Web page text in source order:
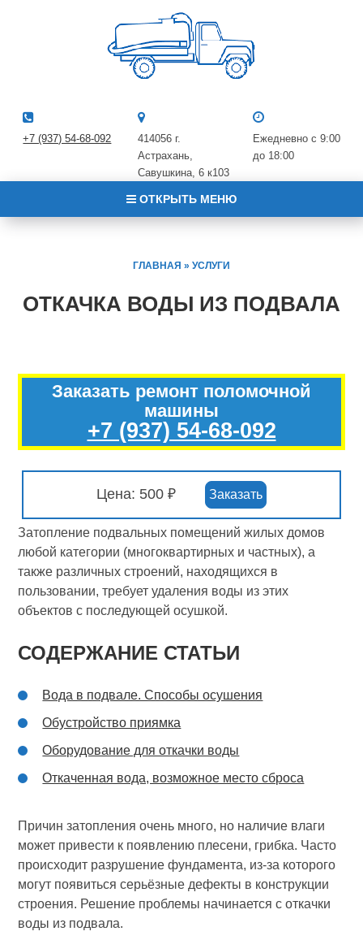
Ежедневно с 9:00
до 18:00
414056 г.
Астрахань,
Савушкина, 6 к10​3
+7 (937) 54-68-092
ОТКРЫТЬ МЕНЮ
ГЛАВНАЯ » УСЛУГИ
ОТКАЧКА ВОДЫ ИЗ ПОДВАЛА
Заказать ремонт поломочной
машины
+7 (937) 54-68-092
Цена: 500 ₽ Заказать
Затопление подвальных помещений жилых домов
любой категории (многоквартирных и частных), а
также различных строений, находящихся в
пользовании, требует удаления воды из этих
объектов с последующей осушкой.
СОДЕРЖАНИЕ СТАТЬИ
Вода в подвале. Способы осушения
Обустройство приямка
Оборудование для откачки воды
Откаченная вода, возможное место сброса
Причин затопления очень много, но наличие влаги
может привести к появлению плесени, грибка. Часто
происходит разрушение фундамента, из-за которого
могут появиться серьёзные дефекты в конструкции
строения. Решение проблемы начинается с откачки
воды из подвала.